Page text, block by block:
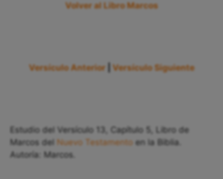
Volver al Libro Marcos
Versículo Anterior Versículo Siguiente
Estudio del Versículo 13, Capítulo 5, Libro de
Marcos del Nuevo Testamento en la Biblia.
Autoría: Marcos.